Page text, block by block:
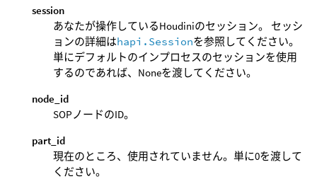
session
あなたが操作しているHoudiniのセッション。 セッシ
ョンの詳細はhapi.Sessionを参照してください。
単にデフォルトのインプロセスのセッションを使用
するのであれば、Noneを渡してください。
node_id
SOPノードのID。
part_id
現在のところ、使用されていません。単に0を渡して
ください。